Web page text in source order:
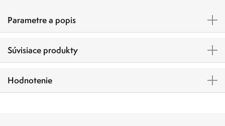
Parametre a popis
Súvisiace produkty
Hodnotenie